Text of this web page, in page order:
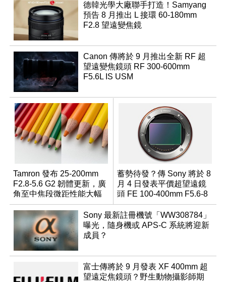
德韓光學大廠聯手打造！Samyang
預告 8 月推出 L 接環 60-180mm
F2.8 望遠變焦鏡
Canon 傳將於 9 月推出全新 RF 超
望遠變焦鏡頭 RF 300-600mm
F5.6L IS USM
Tamron 發布 25-200mm
F2.8-5.6 G2 韌體更新，廣
角至中焦段微距性能大幅
升級
蓄勢待發？傳 Sony 將於 8
月 4 日發表平價超望遠鏡
頭 FE 100-400mm F5.6-8
Sony 最新註冊機號「WW308784」
曝光，隨身機或 APS-C 系統將迎新
成員？
富士傳將於 9 月發表 XF 400mm 超
望遠定焦鏡頭？野生動物攝影師期